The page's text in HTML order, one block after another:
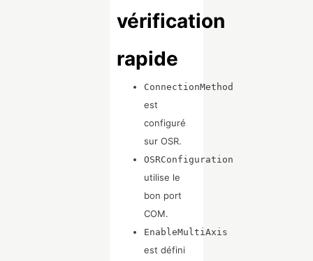
vérification
rapide
ConnectionMethod
est
configuré
sur OSR.
OSRConfiguration
utilise le
bon port
COM.
EnableMultiAxis
est défini